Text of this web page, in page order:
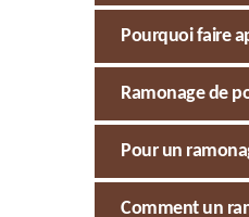
Pourquoi faire
Ramonage de
Pour un
Comment un